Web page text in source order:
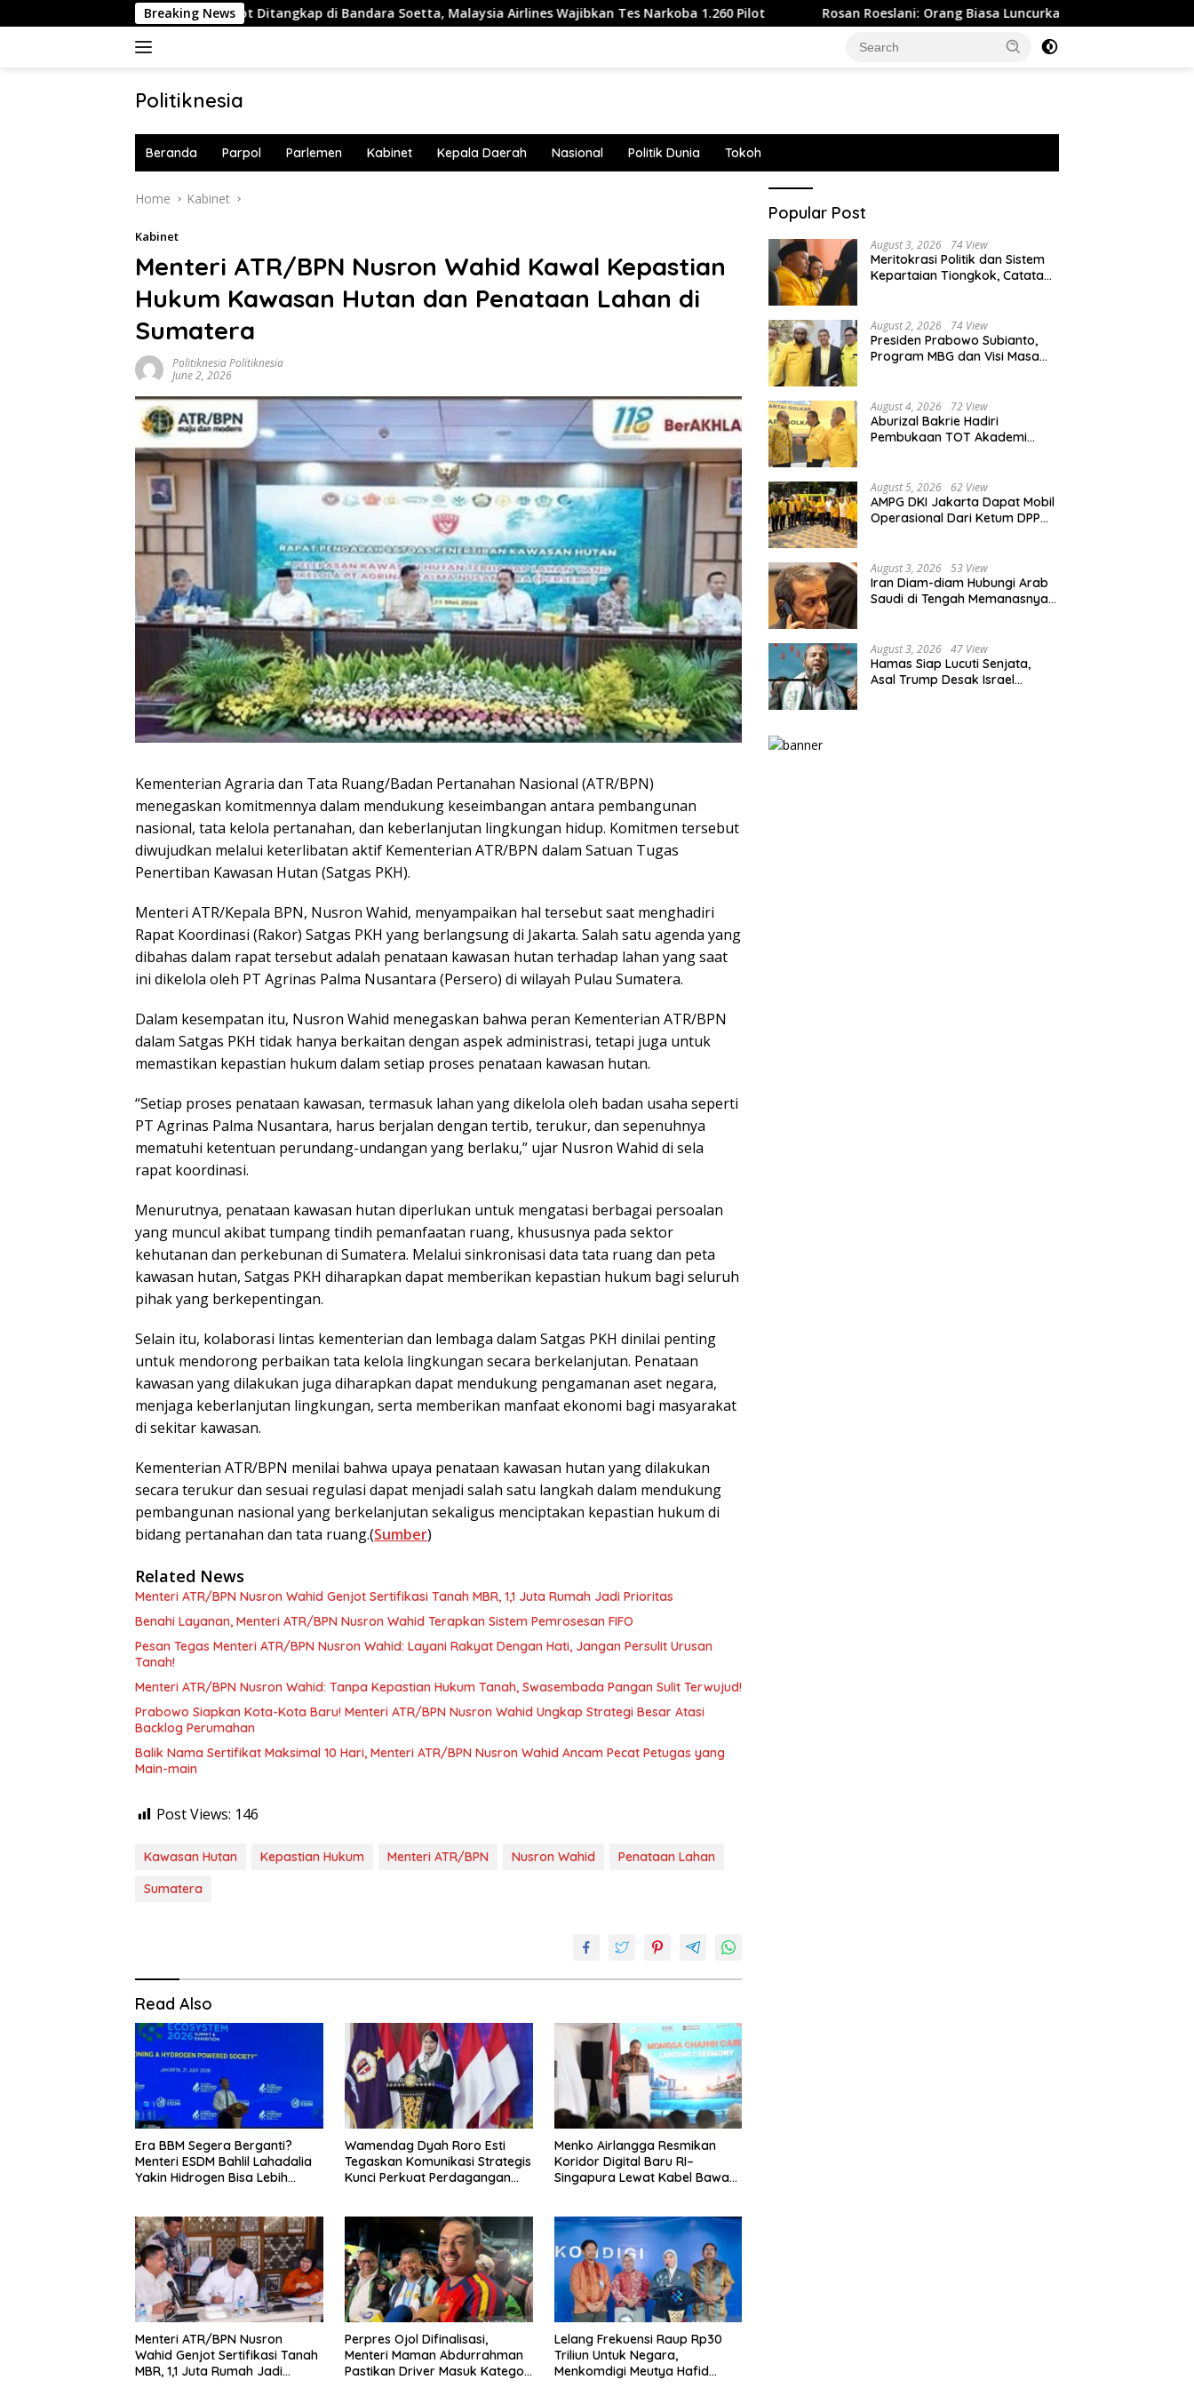
to
Breaking News
Buntut Pilot Ditangkap di Bandara Soetta, Malaysia Airlines Wajibkan Tes Narkoba 1.260 Pilot Rosan Roeslani: Orang Biasa Luncurkan Satu Buku, Tapi Bahlil
Politiknesia
Beranda Parpol Parlemen Kabinet Kepala Daerah Nasional Politik Dunia Tokoh
Home Kabinet
Kabinet
Menteri ATR/BPN Nusron Wahid Kawal Kepastian
Hukum Kawasan Hutan dan Penataan Lahan di
Sumatera
Politiknesia Politiknesia
June 2, 2026
Kementerian Agraria dan Tata Ruang/Badan Pertanahan Nasional (ATR/BPN)
menegaskan komitmennya dalam mendukung keseimbangan antara pembangunan
nasional, tata kelola pertanahan, dan keberlanjutan lingkungan hidup. Komitmen tersebut
diwujudkan melalui keterlibatan aktif Kementerian ATR/BPN dalam Satuan Tugas
Penertiban Kawasan Hutan (Satgas PKH).
Menteri ATR/Kepala BPN, Nusron Wahid, menyampaikan hal tersebut saat menghadiri
Rapat Koordinasi (Rakor) Satgas PKH yang berlangsung di Jakarta. Salah satu agenda yang
dibahas dalam rapat tersebut adalah penataan kawasan hutan terhadap lahan yang saat
ini dikelola oleh PT Agrinas Palma Nusantara (Persero) di wilayah Pulau Sumatera.
Dalam kesempatan itu, Nusron Wahid menegaskan bahwa peran Kementerian ATR/BPN
dalam Satgas PKH tidak hanya berkaitan dengan aspek administrasi, tetapi juga untuk
memastikan kepastian hukum dalam setiap proses penataan kawasan hutan.
“Setiap proses penataan kawasan, termasuk lahan yang dikelola oleh badan usaha seperti
PT Agrinas Palma Nusantara, harus berjalan dengan tertib, terukur, dan sepenuhnya
mematuhi ketentuan perundang-undangan yang berlaku,” ujar Nusron Wahid di sela
rapat koordinasi.
Menurutnya, penataan kawasan hutan diperlukan untuk mengatasi berbagai persoalan
yang muncul akibat tumpang tindih pemanfaatan ruang, khususnya pada sektor
kehutanan dan perkebunan di Sumatera. Melalui sinkronisasi data tata ruang dan peta
kawasan hutan, Satgas PKH diharapkan dapat memberikan kepastian hukum bagi seluruh
pihak yang berkepentingan.
Selain itu, kolaborasi lintas kementerian dan lembaga dalam Satgas PKH dinilai penting
untuk mendorong perbaikan tata kelola lingkungan secara berkelanjutan. Penataan
kawasan yang dilakukan juga diharapkan dapat mendukung pengamanan aset negara,
menjaga keberlanjutan lingkungan, serta memberikan manfaat ekonomi bagi masyarakat
di sekitar kawasan.
Kementerian ATR/BPN menilai bahwa upaya penataan kawasan hutan yang dilakukan
secara terukur dan sesuai regulasi dapat menjadi salah satu langkah dalam mendukung
pembangunan nasional yang berkelanjutan sekaligus menciptakan kepastian hukum di
bidang pertanahan dan tata ruang.(Sumber)
Related News
Menteri ATR/BPN Nusron Wahid Genjot Sertifikasi Tanah MBR, 1,1 Juta Rumah Jadi Prioritas
Benahi Layanan, Menteri ATR/BPN Nusron Wahid Terapkan Sistem Pemrosesan FIFO
Pesan Tegas Menteri ATR/BPN Nusron Wahid: Layani Rakyat Dengan Hati, Jangan Persulit Urusan
Tanah!
Menteri ATR/BPN Nusron Wahid: Tanpa Kepastian Hukum Tanah, Swasembada Pangan Sulit Terwujud!
Prabowo Siapkan Kota-Kota Baru! Menteri ATR/BPN Nusron Wahid Ungkap Strategi Besar Atasi
Backlog Perumahan
Balik Nama Sertifikat Maksimal 10 Hari, Menteri ATR/BPN Nusron Wahid Ancam Pecat Petugas yang
Main-main
Post Views: 146
Kawasan Hutan Kepastian Hukum Menteri ATR/BPN Nusron Wahid
Penataan Lahan
Sumatera
Read Also
Era BBM Segera Berganti?
Menteri ESDM Bahlil Lahadalia
Yakin Hidrogen Bisa Lebih
Wamendag Dyah Roro Esti
Tegaskan Komunikasi Strategis
Kunci Perkuat Perdagangan
Menko Airlangga Resmikan
Koridor Digital Baru RI–
Singapura Lewat Kabel Bawah
Menteri ATR/BPN Nusron
Wahid Genjot Sertifikasi Tanah
MBR, 1,1 Juta Rumah Jadi
Perpres Ojol Difinalisasi,
Menteri Maman Abdurrahman
Pastikan Driver Masuk Kategori
Lelang Frekuensi Raup Rp30
Triliun Untuk Negara,
Menkomdigi Meutya Hafid
Popular Post
August 3, 2026 74 View
Meritokrasi Politik dan Sistem
Kepartaian Tiongkok, Catatan
August 2, 2026 74 View
Presiden Prabowo Subianto,
Program MBG dan Visi Masa
August 4, 2026 72 View
Aburizal Bakrie Hadiri
Pembukaan TOT Akademi
Berkualitas
August 5, 2026 62 View
AMPG DKI Jakarta Dapat Mobil
Operasional Dari Ketum DPP
August 3, 2026 53 View
Iran Diam-diam Hubungi Arab
Saudi di Tengah Memanasnya
August 3, 2026 47 View
Hamas Siap Lucuti Senjata,
Asal Trump Desak Israel